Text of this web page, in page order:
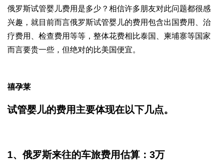
俄罗斯试管婴儿费用是多少？相信许多朋友对此问题都很感
兴趣，就目前而言俄罗斯试管婴儿的费用包含出国费用、治
疗费用、检查费用等等，整体花费相比泰国、柬埔寨等国家
而言要贵一些，但绝对的比美国便宜。
禧孕莱
试管婴儿的费用主要体现在以下几点。
1、俄罗斯来往的车旅费用估算：3万